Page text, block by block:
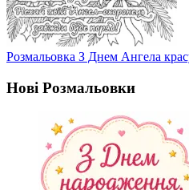
Розмальовка З Днем Ангела
Нові Розмальовки